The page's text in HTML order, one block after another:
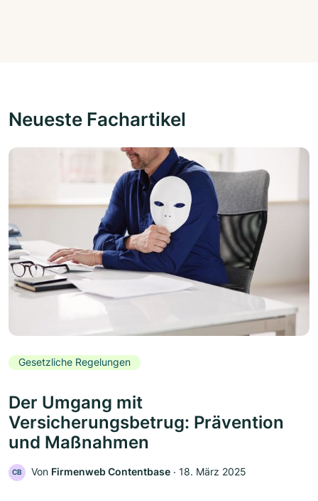
Neueste Fachartikel
Gesetzliche Regelungen
Der Umgang mit
Versicherungsbetrug: Prävention
und Maßnahmen
CB Von Firmenweb Contentbase ‧ 18. März 2025